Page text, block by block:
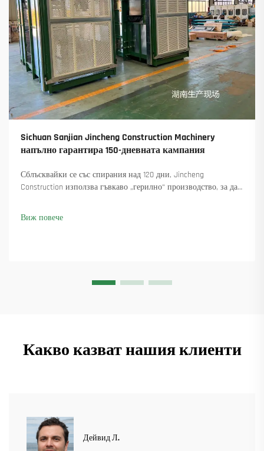
Sichuan Sanjian Jincheng Construction Machinery
напълно гарантира 150-дневната кампания
Сблъсквайки се със спирания над 120 дни, Jincheng
Construction използва гъвкаво „герилно“ производство, за да
Вижте как са поддържали производството в движение.
Виж повече
Какво казват нашия клиенти
Дейвид Л.